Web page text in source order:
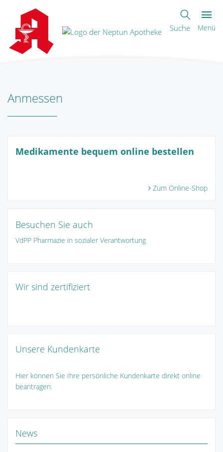
Suche Menü
Anmessen
Medikamente bequem online bestellen
Zum Online-Shop
Besuchen Sie auch
VdPP Pharmazie in sozialer Verantwortung
Wir sind zertifiziert
Unsere Kundenkarte
Hier können Sie Ihre persönliche Kundenkarte direkt online
beantragen.
News